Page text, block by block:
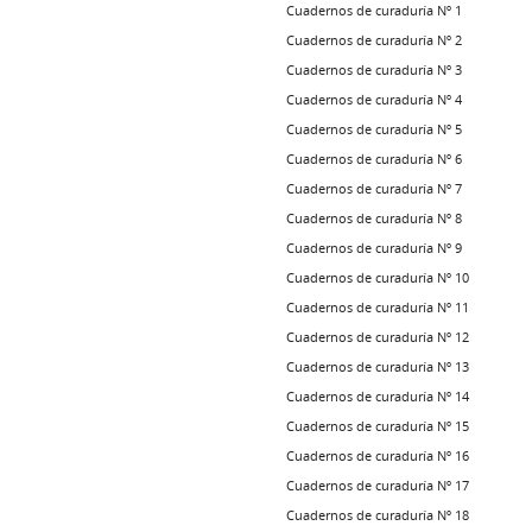
Cuadernos de curaduría Nº 1
Cuadernos de curaduría Nº 2
Cuadernos de curaduría Nº 3
Cuadernos de curaduría Nº 4
Cuadernos de curaduría Nº 5
Cuadernos de curaduría Nº 6
Cuadernos de curaduría Nº 7
Cuadernos de curaduría Nº 8
Cuadernos de curaduría Nº 9
Cuadernos de curaduría Nº 10
Cuadernos de curaduría Nº 11
Cuadernos de curaduría Nº 12
Cuadernos de curaduría Nº 13
Cuadernos de curaduría Nº 14
Cuadernos de curaduría Nº 15
Cuadernos de curaduría Nº 16
Cuadernos de curaduría Nº 17
Cuadernos de curaduría Nº 18